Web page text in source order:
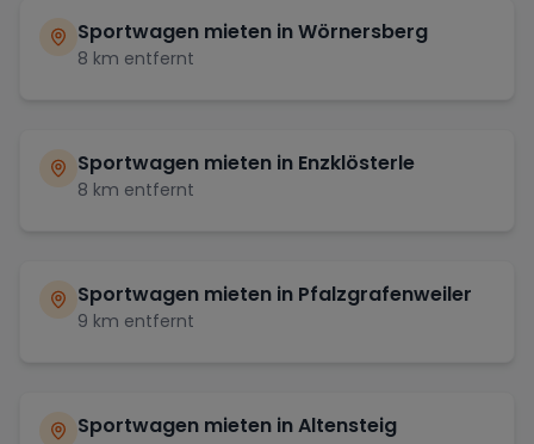
Sportwagen mieten inWörnersberg
8 km entfernt
Sportwagen mieten in Enzklösterle
8 km entfernt
Sportwagen mieten in Pfalzgrafenweiler
9 km entfernt
Sportwagen mieten inAltensteig